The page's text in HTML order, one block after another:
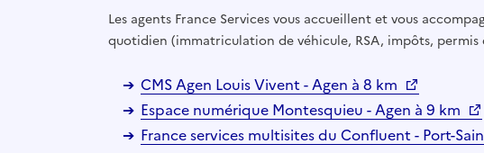
Les agents France Services vous accueillent et vous
quotidien (immatriculation de véhicule, RSA, impôts, permis
CMS Agen Louis Vivent - Agen à 8 km
Espace numérique Montesquieu - Agen à 9 km
France services multisites du Confluent - Port-